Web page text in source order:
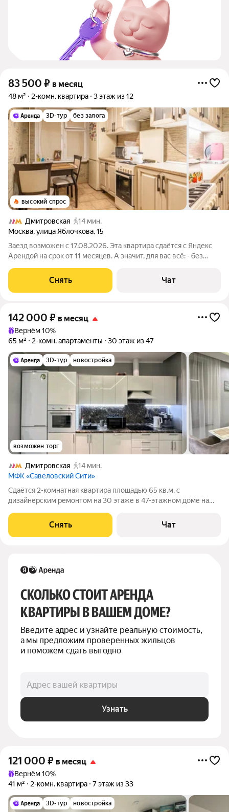
83 500 ₽ в месяц
48 м² 2-комн. квартира 3 этаж из 12
3D-тур без залога
высокий спрос
Дмитровская
14 мин.
Москва,улица Яблочкова,15
Заезд возможен с 17.08.2026. Эта квартира сдаётся с Яндекс
Арендой на срок от 11 месяцев. А значит, для вас всё: - без
специалистов в процессе проживания. Сдается
благоустроенная квартира
Снять Чат
142 000 ₽ в месяц
Вернём 10%
65 м²
2-комн. апартаменты 30 этаж из 47
3D-тур новостройка
возможен торг
Дмитровская
14 мин.
МФК «Савеловский Сити»
Сдаётся 2-комнатная квартира площадью 65 кв.м. с
дизайнерским ремонтом на 30 этаже в 47-этажном доме на
Стиральная машина Холодильник Посудомоечная машина
Снять Чат
СКОЛЬКО СТОИТ АРЕНДА
КВАРТИРЫ В ВАШЕМ ДОМЕ?
Введите адрес и узнайте реальную стоимость,
а мы предложим проверенных жильцов
и поможем сдать выгодно
Адрес вашей квартиры
Узнать
121 000 ₽ в месяц
Вернём 10%
41 м²
2-комн. квартира 7 этаж из 33
3D-тур новостройка